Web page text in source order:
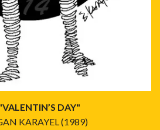
DAY"
KARAYEL (1989)